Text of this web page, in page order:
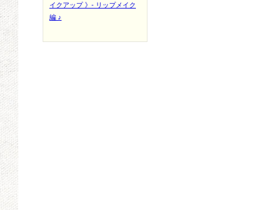
イクアップ 》- リップメイク
編 ♪